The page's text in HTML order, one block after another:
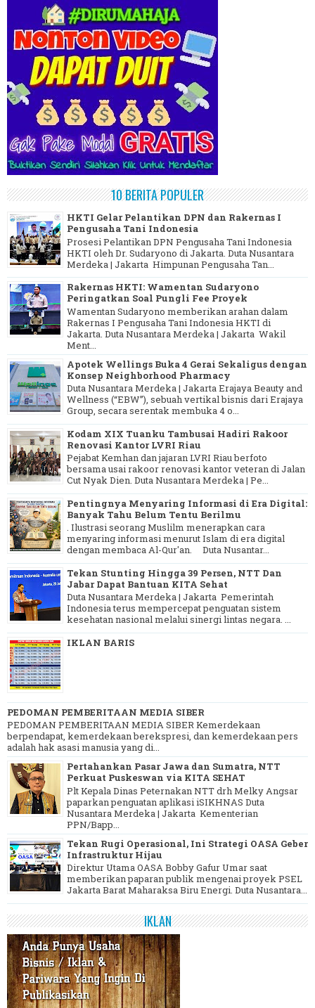
10 BERITA POPULER
HKTI Gelar Pelantikan DPN dan Rakernas I
Pengusaha Tani Indonesia
Prosesi Pelantikan DPN Pengusaha Tani Indonesia
HKTI oleh Dr. Sudaryono di Jakarta. Duta Nusantara
Merdeka | Jakarta Himpunan Pengusaha Tan...
Rakernas HKTI: Wamentan Sudaryono
Peringatkan Soal Pungli Fee Proyek
Wamentan Sudaryono memberikan arahan dalam
Rakernas I Pengusaha Tani Indonesia HKTI di
Jakarta. Duta Nusantara Merdeka | Jakarta Wakil
Ment...
Apotek Wellings Buka 4 Gerai Sekaligus dengan
Konsep Neighborhood Pharmacy
Duta Nusantara Merdeka | Jakarta Erajaya Beauty and
Wellness (“EBW”), sebuah vertikal bisnis dari Erajaya
Group, secara serentak membuka 4 o...
Kodam XIX Tuanku Tambusai Hadiri Rakoor
Renovasi Kantor LVRI Riau
Pejabat Kemhan dan jajaran LVRI Riau berfoto
bersama usai rakoor renovasi kantor veteran di Jalan
Cut Nyak Dien. Duta Nusantara Merdeka | Pe...
Pentingnya Menyaring Informasi di Era Digital:
Banyak Tahu Belum Tentu Berilmu
. Ilustrasi seorang Muslilm menerapkan cara
menyaring informasi menurut Islam di era digital
dengan membaca Al-Qur'an. Duta Nusantar...
Tekan Stunting Hingga 39 Persen, NTT Dan
Jabar Dapat Bantuan KITA Sehat
Duta Nusantara Merdeka | Jakarta Pemerintah
Indonesia terus mempercepat penguatan sistem
kesehatan nasional melalui sinergi lintas negara. ...
IKLAN BARIS
PEDOMAN PEMBERITAAN MEDIA SIBER
PEDOMAN PEMBERITAAN MEDIA SIBER Kemerdekaan
berpendapat, kemerdekaan berekspresi, dan kemerdekaan pers
adalah hak asasi manusia yang di...
Pertahankan Pasar Jawa dan Sumatra, NTT
Perkuat Puskeswan via KITA SEHAT
Plt Kepala Dinas Peternakan NTT drh Melky Angsar
paparkan penguatan aplikasi iSIKHNAS Duta
Nusantara Merdeka | Jakarta Kementerian
PPN/Bapp...
Tekan Rugi Operasional, Ini Strategi OASA Geber
Infrastruktur Hijau
Direktur Utama OASA Bobby Gafur Umar saat
memberikan paparan publik mengenai proyek PSEL
Jakarta Barat Maharaksa Biru Energi. Duta Nusantara...
IKLAN